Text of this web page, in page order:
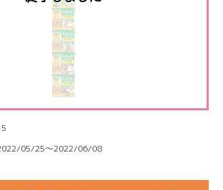
05/25〜2022/06/08